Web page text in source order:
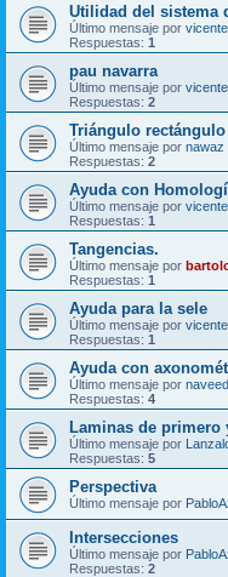
Utilidad del sistema
Último mensaje por vicente
Respuestas: 1
pau navarra
Último mensaje por vicente
Respuestas: 2
Triángulo
Último mensaje por nawaz
Respuestas: 2
Ayuda con
Último mensaje por vicente
Respuestas: 1
Tangencias.
Último mensaje por
Respuestas: 1
Ayuda para la sele
Último mensaje por vicente
Respuestas: 1
Ayuda con
Último mensaje por
Respuestas: 4
Laminas de primero
Último mensaje por
Respuestas: 5
Perspectiva
Último mensaje por
Intersecciones
Último mensaje por
Respuestas: 2